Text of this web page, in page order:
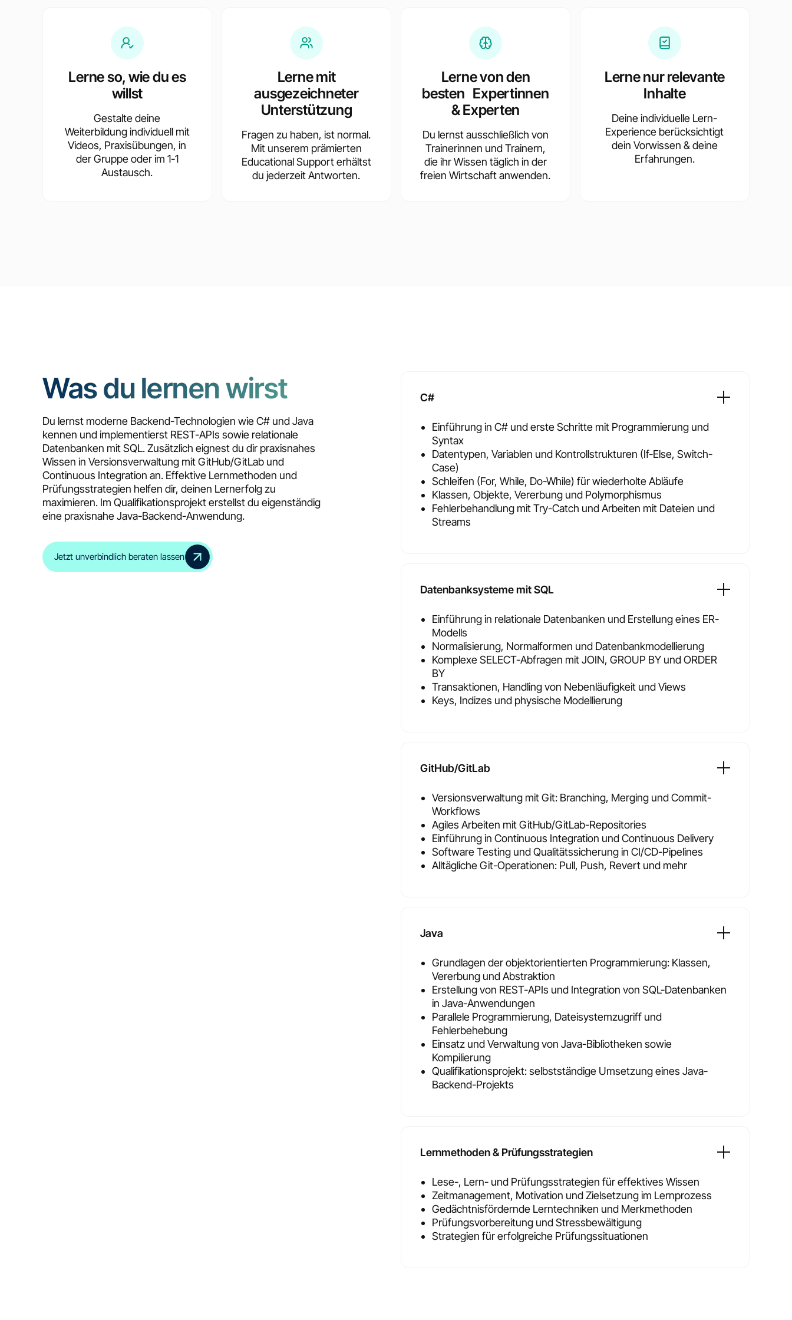
Lerne so, wie du es
willst
Gestalte deine
Weiterbildung individuell mit
Videos, Praxisübungen, in
der Gruppe oder im 1-1
Austausch.
Lerne mit
ausgezeichneter
Unterstützung
Fragen zu haben, ist normal.
Mit unserem prämierten
Educational Support erhältst
du jederzeit Antworten.
Lerne von den
besten Expertinnen
& Experten
Du lernst ausschließlich von
Trainerinnen und Trainern,
die ihr Wissen täglich in der
freien Wirtschaft anwenden.
Lerne nur relevante
Inhalte
Deine individuelle Lern-
Experience berücksichtigt
dein Vorwissen & deine
Erfahrungen.
Was du lernen wirst
Du lernst moderne Backend-Technologien wie C# und Java
kennen und implementierst REST-APIs sowie relationale
Datenbanken mit SQL. Zusätzlich eignest du dir praxisnahes
Wissen in Versionsverwaltung mit GitHub/GitLab und
Continuous Integration an. Effektive Lernmethoden und
Prüfungsstrategien helfen dir, deinen Lernerfolg zu
maximieren. Im Qualifikationsprojekt erstellst du eigenständig
eine praxisnahe Java-Backend-Anwendung.
Jetzt unverbindlich beraten lassen
C#
Einführung in C# und erste Schritte mit Programmierung und
Syntax
Datentypen, Variablen und Kontrollstrukturen (If-Else, Switch-
Case)
Schleifen (For, While, Do-While) für wiederholte Abläufe
Klassen, Objekte, Vererbung und Polymorphismus
Fehlerbehandlung mit Try-Catch und Arbeiten mit Dateien und
Streams
Datenbanksysteme mit SQL
Einführung in relationale Datenbanken und Erstellung eines ER-
Modells
Normalisierung, Normalformen und Datenbankmodellierung
Komplexe SELECT-Abfragen mit JOIN, GROUP BY und ORDER
BY
Transaktionen, Handling von Nebenläufigkeit und Views
Keys, Indizes und physische Modellierung
GitHub/GitLab
Versionsverwaltung mit Git: Branching, Merging und Commit-
Workflows
Agiles Arbeiten mit GitHub/GitLab-Repositories
Einführung in Continuous Integration und Continuous Delivery
Software Testing und Qualitätssicherung in CI/CD-Pipelines
Alltägliche Git-Operationen: Pull, Push, Revert und mehr
Java
Grundlagen der objektorientierten Programmierung: Klassen,
Vererbung und Abstraktion
Erstellung von REST-APIs und Integration von SQL-Datenbanken
in Java-Anwendungen
Parallele Programmierung, Dateisystemzugriff und
Fehlerbehebung
Einsatz und Verwaltung von Java-Bibliotheken sowie
Kompilierung
Qualifikationsprojekt: selbstständige Umsetzung eines Java-
Backend-Projekts
Lernmethoden & Prüfungsstrategien
Lese-, Lern- und Prüfungsstrategien für effektives Wissen
Zeitmanagement, Motivation und Zielsetzung im Lernprozess
Gedächtnisfördernde Lerntechniken und Merkmethoden
Prüfungsvorbereitung und Stressbewältigung
Strategien für erfolgreiche Prüfungssituationen